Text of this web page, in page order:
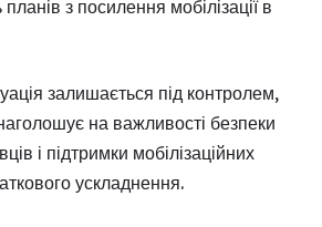
планів з посилення мобілізації в
залишається під контролем,
на важливості безпеки
і підтримки мобілізаційних
ускладнення.